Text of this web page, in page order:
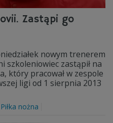
Zastąpi go
nowym trenerem
szkoleniowiec zastąpił na
który pracował w zespole
ligi od 1 sierpnia 2013
Piłka nożna